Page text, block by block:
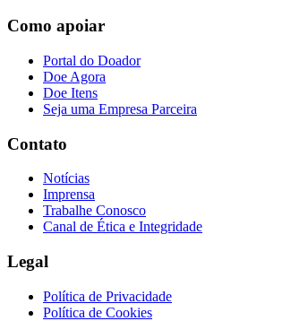
Como apoiar
Portal do Doador
Doe Agora
Doe Itens
Seja uma Empresa Parceira
Contato
Notícias
Imprensa
Trabalhe Conosco
Canal de Ética e Integridade
Legal
Política de Privacidade
Política de Cookies